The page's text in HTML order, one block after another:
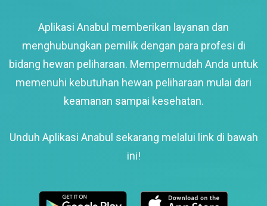
Aplikasi Anabul memberikan layanan dan
menghubungkan pemilik dengan para profesi di
bidang hewan peliharaan. Mempermudah Anda untuk
memenuhi kebutuhan hewan peliharaan mulai dari
keamanan sampai kesehatan.
Unduh Aplikasi Anabul sekarang melalui link di bawah
ini!